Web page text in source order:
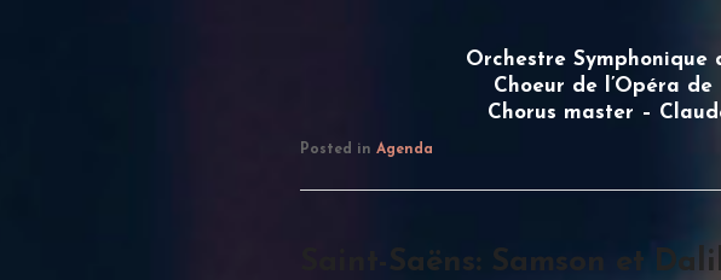
Orchestre Symphonique
Choeur de l’Opéra de
Chorus master –
Posted in Agenda
Saint-Saëns: Samson et